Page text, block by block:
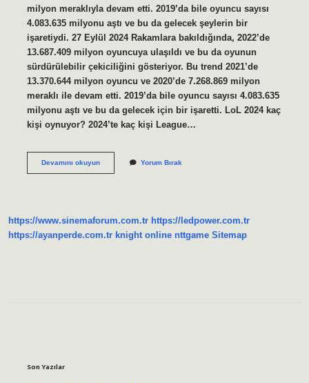
milyon meraklıyla devam etti. 2019’da bile oyuncu sayısı
4.083.635 milyonu aştı ve bu da gelecek şeylerin bir
işaretiydi. 27 Eylül 2024 Rakamlara bakıldığında, 2022’de
13.687.409 milyon oyuncuya ulaşıldı ve bu da oyunun
sürdürülebilir çekiciliğini gösteriyor. Bu trend 2021’de
13.370.644 milyon oyuncu ve 2020’de 7.268.869 milyon
meraklı ile devam etti. 2019’da bile oyuncu sayısı 4.083.635
milyonu aştı ve bu da gelecek için bir işaretti. LoL 2024 kaç
kişi oynuyor? 2024’te kaç kişi League…
Devamını okuyunLol
Yorum Bırak
https://www.sinemaforum.com.tr https://ledpower.com.tr
https://ayanperde.com.tr knight online nttgame Sitemap
Son Yazılar